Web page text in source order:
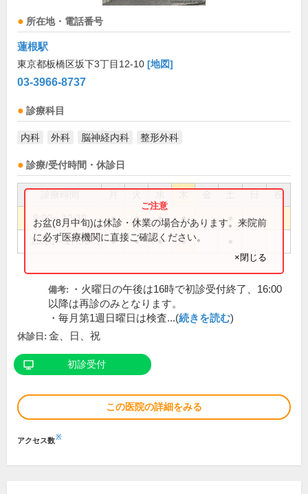
所在地・電話番号
蓮根駅
東京都板橋区坂下3丁目12-10 [地図]
03-3966-8737
診療科目
内科 外科 脳神経内科 整形外科
診療/受付時間・休診日
祝
9:00～12:30 ● ● ● ●
15:00～17:30 ● ● ● ●
お盆(8月中旬)は休診・休業の場合があります。来院前
に必ず医療機関に直接ご確認ください。
×閉じる
備考:
・火曜日の午後は16時で初診受付終了、16:00
以降は再診のみとなります。
・毎月第1週日曜日は検査...(続きを読む)
休診日: 金、日、祝
初診受付
この医院の詳細をみる
アクセス数※